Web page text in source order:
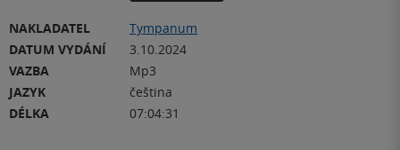
NAKLADATEL
Tympanum
DATUM VYDÁNÍ
3.10.2024
VAZBA
Mp3
JAZYK
čeština
DÉLKA
07:04:31